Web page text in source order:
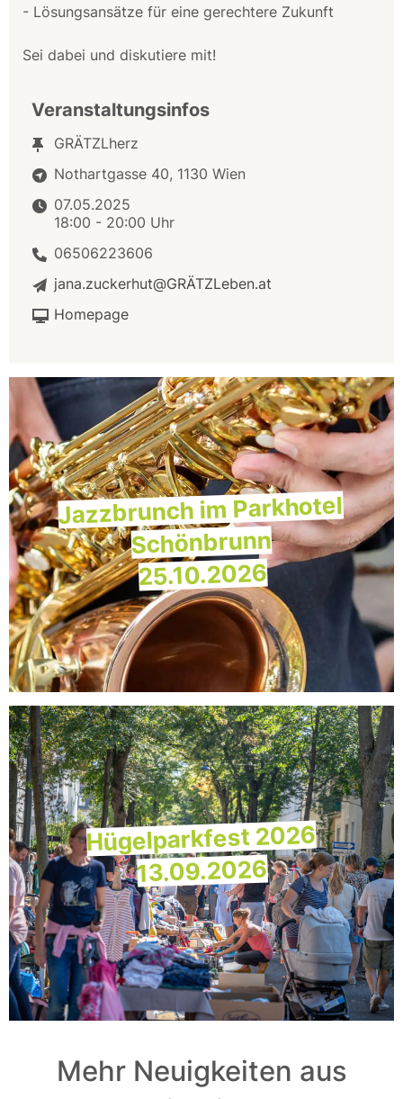
- Lösungsansätze für eine gerechtere Zukunft
Sei dabei und diskutiere mit!
Veranstaltungsinfos
GRÄTZLherz
Nothartgasse 40, 1130 Wien
07.05.2025
18:00 - 20:00 Uhr
06506223606
jana.zuckerhut@GRÄTZLeben.at
Homepage
Jazzbrunch im Parkhotel
Schönbrunn
25.10.2026
Hügelparkfest 2026
13.09.2026
Mehr Neuigkeiten aus